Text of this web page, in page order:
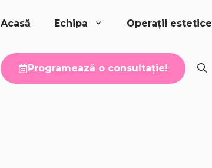
Acasă Echipa Operații estetice
Programează o consultație!